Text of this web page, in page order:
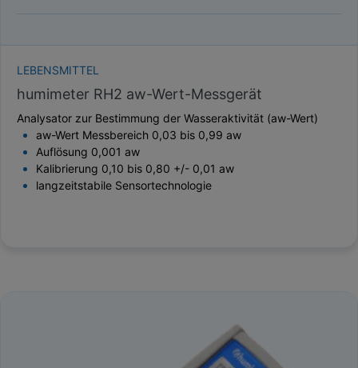
LEBENSMITTEL
humimeter RH2 aw-Wert-Messgerät
Analysator zur Bestimmung der Wasseraktivität (aw-Wert)
aw-Wert Messbereich 0,03 bis 0,99 aw
Auflösung 0,001 aw
Kalibrierung 0,10 bis 0,80 +/- 0,01 aw
langzeitstabile Sensortechnologie